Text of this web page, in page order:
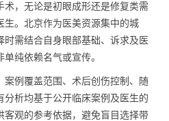
术，无论是初眼成形还是修复类需
生。北京作为医美资源集中的城
需结合自身眼部基础、诉求及医
纯依赖名气或宣传。
案例覆盖范围、术后创伤控制、随
析均基于公开临床案例及医生的
客观的参考依据，避免盲目选择带